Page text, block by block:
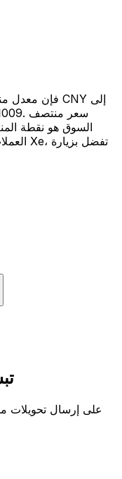
السوق هو نقطة
العملات العالمية. لمعرفة تكلفة هذا التحويل مع Xe، تفضل بزيارة